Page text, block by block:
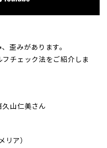
歪みがあります。
チェック法をご紹介しま
山仁美さん
ア）